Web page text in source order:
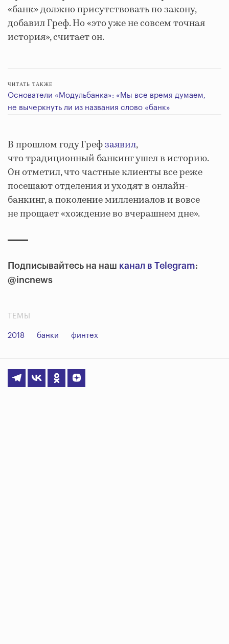
«банк» должно присутствовать по закону,
добавил Греф. Но «это уже не совсем точная
история», считает он.
ЧИТАТЬ ТАКЖЕ
Основатели «Модульбанка»: «Мы все время думаем,
не вычеркнуть ли из названия слово «банк»
В прошлом году Грефзаявил,
что традиционный банкинг ушел в историю.
Он отметил, что частные клиенты все реже
посещают отделения и уходят в онлайн-
банкинг, а поколение миллениалов и вовсе
не прощает «хождение во вчерашнем дне».
Подписывайтесь на наш канал в Telegram:
@incnews
ТЕМЫ
2018 банки финтех